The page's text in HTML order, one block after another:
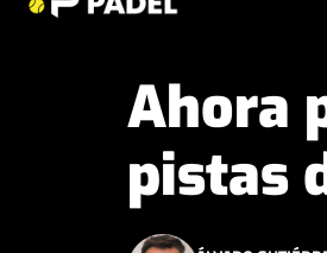
Ahora
pistas